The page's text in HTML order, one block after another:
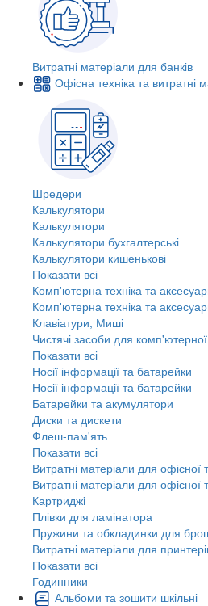
Витратні матеріали для банків
Офісна техніка та витратні
Шредери
Калькулятори
Калькулятори
Калькулятори бухгалтерські
Калькулятори кишенькові
Показати всі
Комп'ютерна техніка та
Комп'ютерна техніка та
Клавіатури, Миші
Чистячі засоби для комп'ютерної
Показати всі
Носії інформації та батарейки
Носії інформації та батарейки
Батарейки та акумулятори
Диски та дискети
Флеш-пам'ять
Показати всі
Витратні матеріали для офісної
Витратні матеріали для офісної
Картриджi
Плівки для ламінатора
Пружини та обкладинки для
Витратні матеріали для
Показати всі
Годинники
Альбоми та зошити шкільні